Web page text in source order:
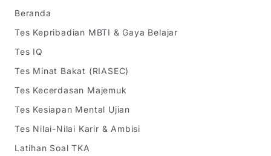
Beranda
Tes Kepribadian MBTI & Gaya Belajar
Tes IQ
Tes Minat Bakat (RIASEC)
Tes Kecerdasan Majemuk
Tes Kesiapan Mental Ujian
Tes Nilai-Nilai Karir & Ambisi
Latihan Soal TKA